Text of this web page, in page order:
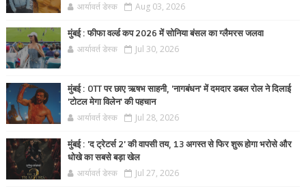
आर्यावर्त डेस्क Aug 03, 2026
मुंबई : फीफा वर्ल्ड कप 2026 में सोनिया बंसल का ग्लैमरस जलवा
आर्यावर्त डेस्क Jul 30, 2026
मुंबई : OTT पर छाए ऋषभ साहनी, 'नागबंधन' में दमदार डबल रोल ने दिलाई
'टोटल मेगा विलेन' की पहचान
आर्यावर्त डेस्क Jul 28, 2026
मुंबई : 'द ट्रेटर्स 2' की वापसी तय, 13 अगस्त से फिर शुरू होगा भरोसे और
धोखे का सबसे बड़ा खेल
आर्यावर्त डेस्क Jul 27, 2026